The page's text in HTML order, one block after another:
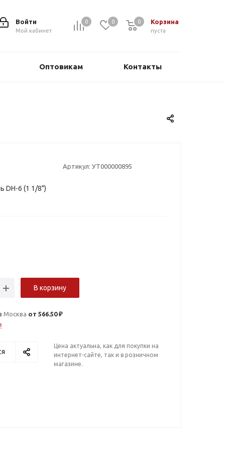
0 0 Корзина
0
пуста
0
Войти
Мой кабинет
Оптовикам Контакты
Артикул: УТ000000895
DH-6 (1 1/8")
В корзину
Москва от 566.50 ₽
Цена актуальна, как для покупки на
интернет-сайте, так и в розничном
магазине.